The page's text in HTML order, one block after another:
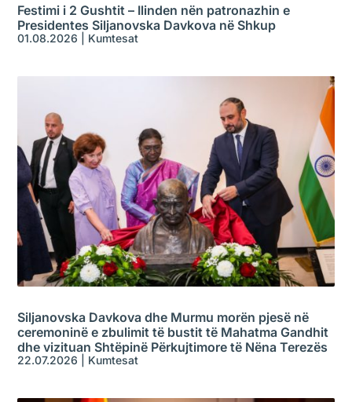
Festimi i 2 Gushtit – Ilinden nën patronazhin e
Presidentes Siljanovska Davkova në Shkup
01.08.2026 Kumtesat
Siljanovska Davkova dhe Murmu morën pjesë në
ceremoninë e zbulimit të bustit të Mahatma Gandhit
dhe vizituan Shtëpinë Përkujtimore të Nëna Terezës
22.07.2026 Kumtesat